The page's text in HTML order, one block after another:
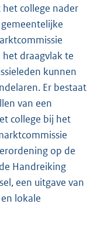
college nader
draagvlak te
kunnen
Er bestaat
van een
college bij het
op de
Handreiking
een uitgave van
lokale